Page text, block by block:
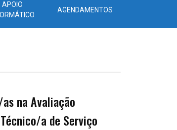
APOIO
AGENDAMENTOS
na Avaliação
a de Serviço